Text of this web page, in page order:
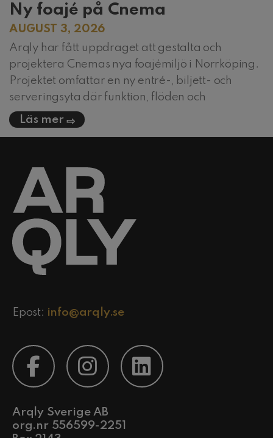
Ny foajé på Cnema
AUGUST 3, 2026
Arqly har fått uppdraget att gestalta och
projektera Cnemas nya foajémiljö i Norrköping.
Projektet omfattar en ny entré-, biljett- och
serveringsyta där funktion, flöden och
Läs mer
Epost: info@arqly.se
Arqly Sverige AB
org.nr 556599-2251